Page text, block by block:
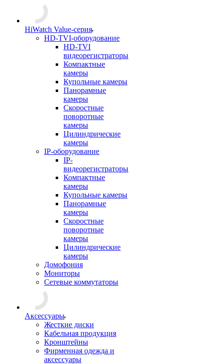
HiWatch Value-серия
HD-TVI-оборудование
HD-TVI
видеорегистраторы
Компактные
камеры
Купольные камеры
Панорамные
камеры
Скоростные
поворотные
камеры
Цилиндрические
камеры
IP-оборудование
IP-
видеорегистраторы
Компактные
камеры
Купольные камеры
Панорамные
камеры
Скоростные
поворотные
камеры
Цилиндрические
камеры
Домофония
Мониторы
Сетевые коммутаторы
Аксессуары
Жесткие диски
Кабельная продукция
Кронштейны
Фирменная одежда и
аксессуары